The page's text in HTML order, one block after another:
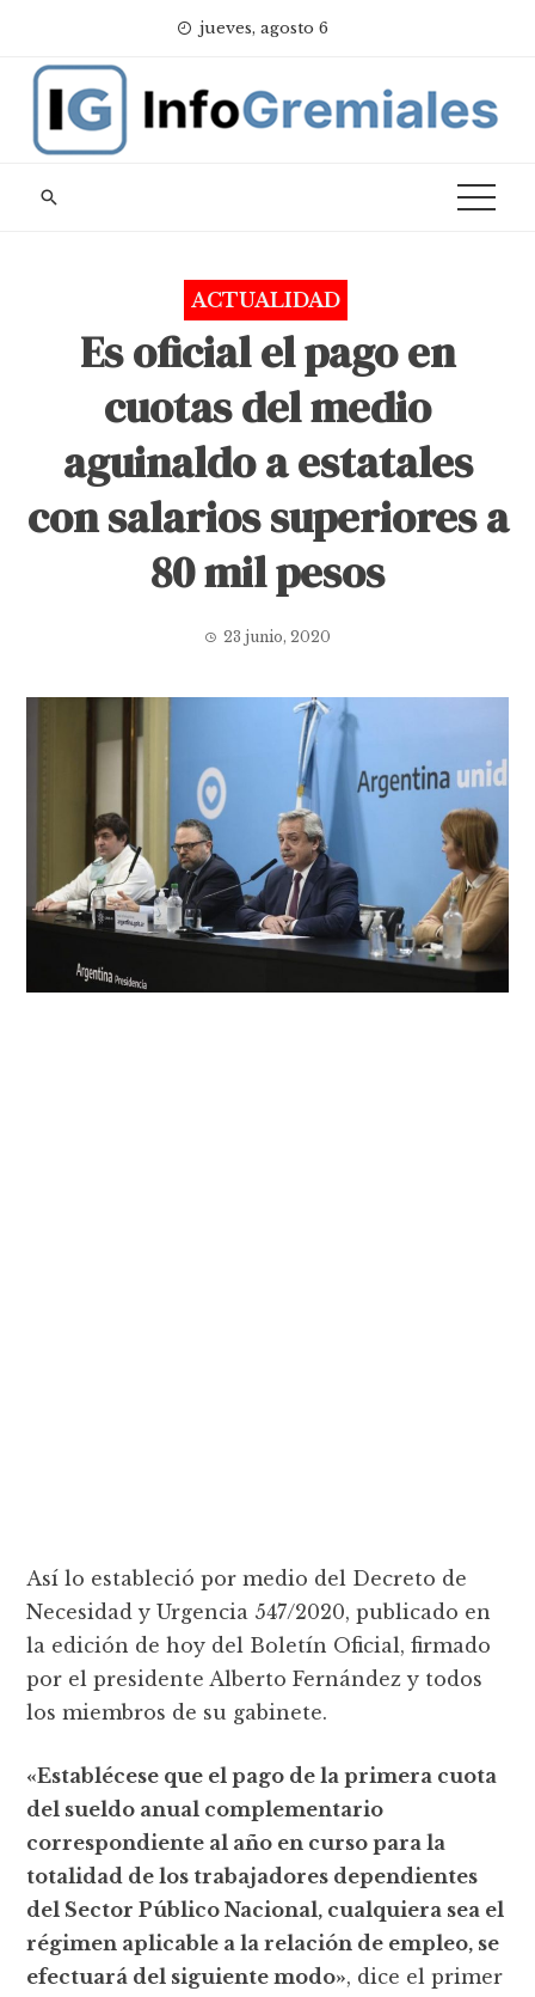
content
jueves, agosto 6
ACTUALIDAD
Es oficial el pago en
cuotas del medio
aguinaldo a estatales
con salarios superiores a
80 mil pesos
23 junio, 2020
Así lo estableció por medio del Decreto de
Necesidad y Urgencia 547/2020, publicado en
la edición de hoy del Boletín Oficial, firmado
por el presidente Alberto Fernández y todos
los miembros de su gabinete.
«Establécese que el pago de la primera cuota
del sueldo anual complementario
correspondiente al año en curso para la
totalidad de los trabajadores dependientes
del Sector Público Nacional, cualquiera sea el
régimen aplicable a la relación de empleo, se
efectuará del siguiente modo», dice el primer